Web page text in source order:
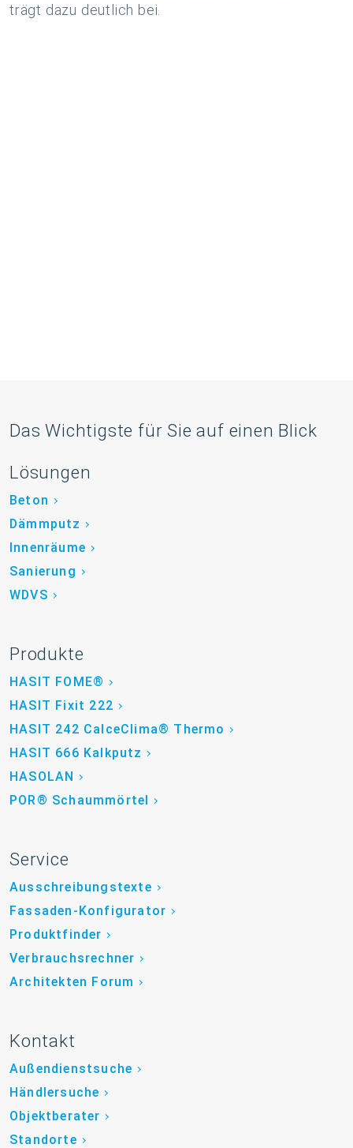
trägt dazu deutlich bei.
Das Wichtigste für Sie auf einen Blick
Lösungen
Beton
Dämmputz
Innenräume
Sanierung
WDVS
Produkte
HASIT FOME®
HASIT Fixit 222
HASIT 242 CalceClima® Thermo
HASIT 666 Kalkputz
HASOLAN
POR® Schaummörtel
Service
Ausschreibungstexte
Fassaden-Konfigurator
Produktfinder
Verbrauchsrechner
Architekten Forum
Kontakt
Außendienstsuche
Händlersuche
Objektberater
Standorte